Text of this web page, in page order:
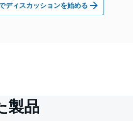
ディスカッションを始める
製品